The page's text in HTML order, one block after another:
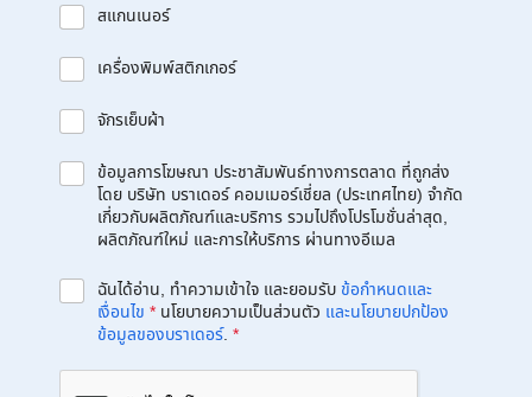
สแกนเนอร์
เครื่องพิมพ์สติกเกอร์
จักรเย็บผ้า
ข้อมูลการโฆษณา ประชาสัมพันธ์ทางการตลาด ที่ถูกส่ง
โดย บริษัท บราเดอร์ คอมเมอร์เชี่ยล (ประเทศไทย) จำกัด
เกี่ยวกับผลิตภัณฑ์และบริการ รวมไปถึงโปรโมชั่นล่าสุด,
ผลิตภัณฑ์ใหม่ และการให้บริการ ผ่านทางอีเมล
ฉันได้อ่าน, ทำความเข้าใจ และยอมรับข้อกำหนดและ
เงื่อนไข * นโยบายความเป็นส่วนตัว และนโยบายปกป้อง
ข้อมูลของบราเดอร์. *